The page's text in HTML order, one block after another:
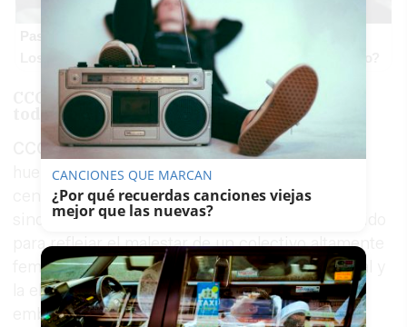
Pasaportes que abren puertas
Los pasaportes más poderosos del mundo, ¿está el tuyo?
CCOO habla de un 75% de seguimiento en
todo el país
CCOOha asegurado que el seguimiento de la
huelga superó el 75% entre trabajadores de
centros públicos y privados de todo el país. El
sindicato considera que la movilización ha servido
para reflejar el malestar de un colectivo altamente
feminizado y marcado por la precariedad salarial y
la elevada responsabilidad profesional. Sin
embargo, desde distintos ámbitos del sector se
CANCIONES QUE MARCAN
¿Por qué recuerdas canciones viejas
mejor que las nuevas?